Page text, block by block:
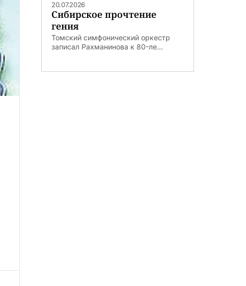
20.07.2026
Сибирское прочтение
гения
Томский симфонический оркестр
записал Рахманинова к 80-ле...